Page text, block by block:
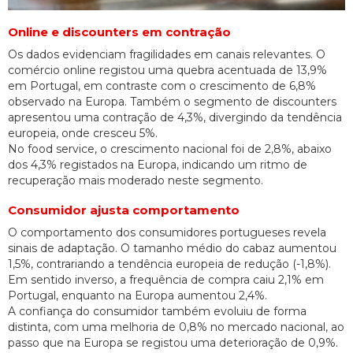
Online e discounters em contração
Os dados evidenciam fragilidades em canais relevantes. O
comércio online registou uma quebra acentuada de 13,9%
em Portugal, em contraste com o crescimento de 6,8%
observado na Europa. Também o segmento de discounters
apresentou uma contração de 4,3%, divergindo da tendência
europeia, onde cresceu 5%.
No food service, o crescimento nacional foi de 2,8%, abaixo
dos 4,3% registados na Europa, indicando um ritmo de
recuperação mais moderado neste segmento.
Consumidor ajusta comportamento
O comportamento dos consumidores portugueses revela
sinais de adaptação. O tamanho médio do cabaz aumentou
1,5%, contrariando a tendência europeia de redução (-1,8%).
Em sentido inverso, a frequência de compra caiu 2,1% em
Portugal, enquanto na Europa aumentou 2,4%.
A confiança do consumidor também evoluiu de forma
distinta, com uma melhoria de 0,8% no mercado nacional, ao
passo que na Europa se registou uma deterioração de 0,9%.